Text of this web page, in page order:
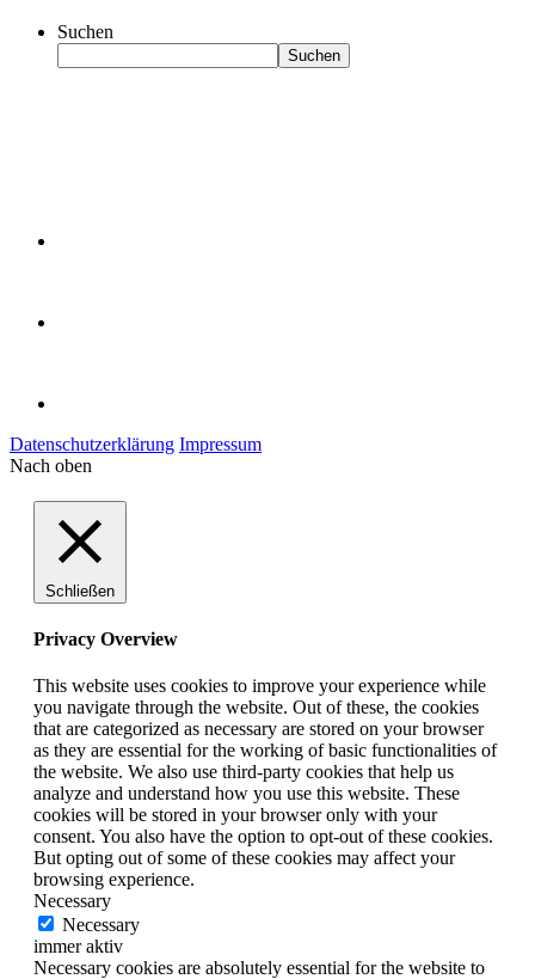
Suchen
Suchen
Datenschutzerklärung Impressum
Nach oben
Schließen
Privacy Overview
This website uses cookies to improve your experience while
you navigate through the website. Out of these, the cookies
that are categorized as necessary are stored on your browser
as they are essential for the working of basic functionalities of
the website. We also use third-party cookies that help us
analyze and understand how you use this website. These
cookies will be stored in your browser only with your
consent. You also have the option to opt-out of these cookies.
But opting out of some of these cookies may affect your
browsing experience.
Necessary
Necessary
immer aktiv
Necessary cookies are absolutely essential for the website to